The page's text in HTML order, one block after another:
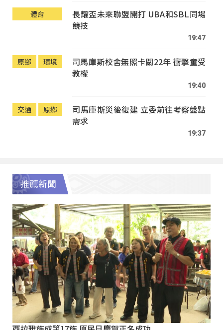
體育
長耀盃未來聯盟開打 UBA和SBL同場
競技
19:47
原鄉 環境
司馬庫斯校舍無照卡關22年 衝擊童受
教權
19:40
交通 原鄉
司馬庫斯災後復建 立委前往考察盤點
需求
19:37
推薦新聞